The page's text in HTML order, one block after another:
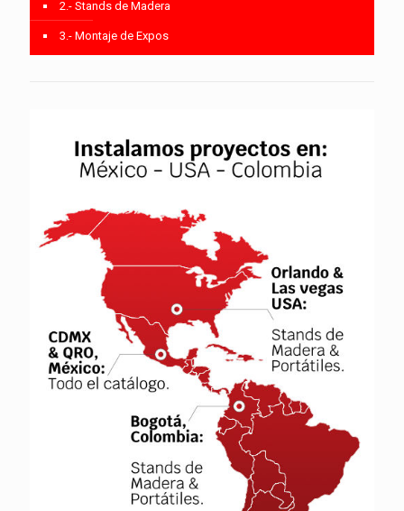
2.- Stands de Madera
3.- Montaje de Expos